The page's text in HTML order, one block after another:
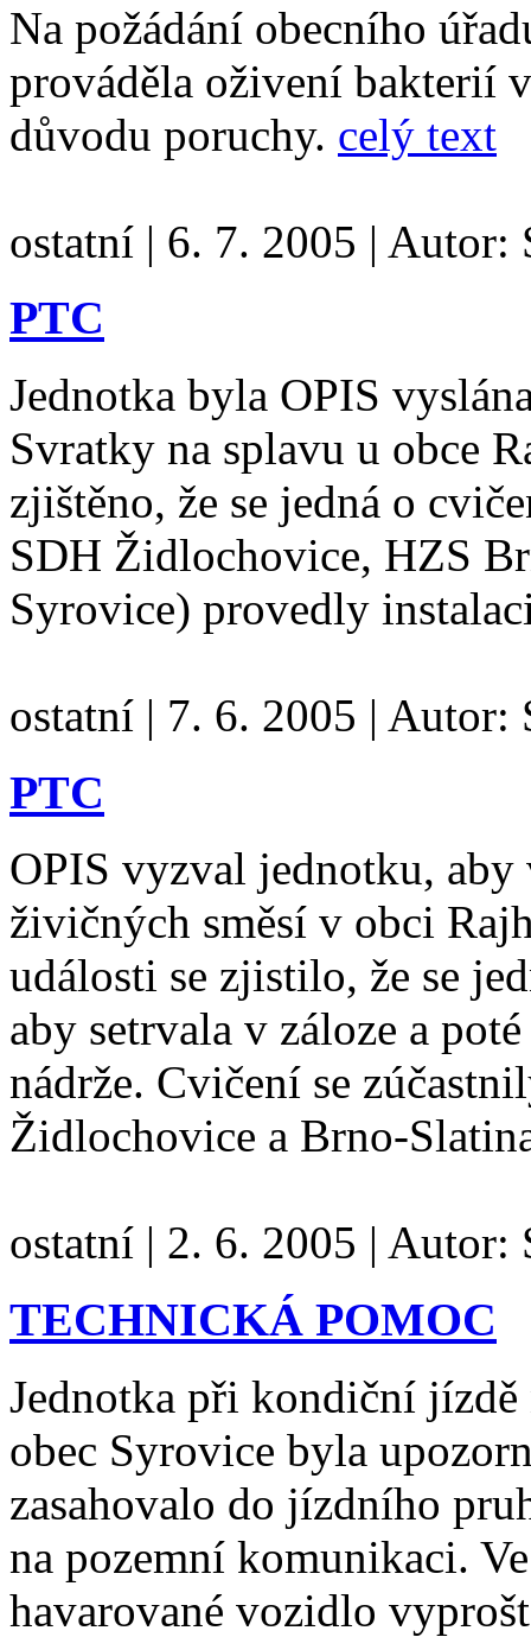
Na požádání obecního
prováděla oživení bakterií
důvodu poruchy. celý text
ostatní | 6. 7. 2005 | Autor:
PTC
Jednotka byla OPIS
Svratky na splavu u obce
zjištěno, že se jedná o
SDH Židlochovice, HZS
Syrovice) provedly
ostatní | 7. 6. 2005 | Autor:
PTC
OPIS vyzval jednotku,
živičných směsí v obci
události se zjistilo, že se
aby setrvala v záloze a
nádrže. Cvičení se
Židlochovice a Brno-
ostatní | 2. 6. 2005 | Autor:
TECHNICKÁ POMOC
Jednotka při kondiční jízdě
obec Syrovice byla
zasahovalo do jízdního
na pozemní komunikaci.
havarované vozidlo